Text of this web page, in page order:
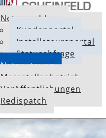
Netzanschluss
Kundenportal
Installateursportal
Statusabfrage
Netznutzung
Messstellenbetrieb
Veröffentlichungen
Redispatch